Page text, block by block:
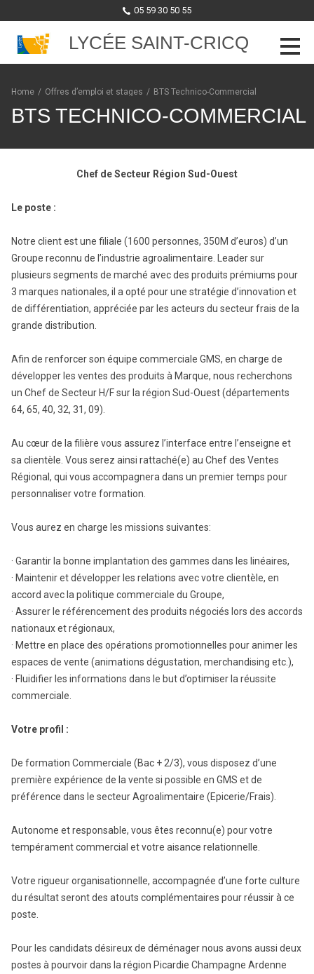
05 59 30 50 55
LYCÉE SAINT-CRICQ
Skip to content
Home / Offres d’emploi et stages / BTS Technico-Commercial
BTS TECHNICO-COMMERCIAL
Chef de Secteur Région Sud-Ouest
Le poste :
Notre client est une filiale (1600 personnes, 350M d’euros) d’un
Groupe reconnu de l’industrie agroalimentaire. Leader sur
plusieurs segments de marché avec des produits prémiums pour
3 marques nationales, il a opté pour une stratégie d’innovation et
de différentiation, appréciée par les acteurs du secteur frais de la
grande distribution.
Afin de renforcer son équipe commerciale GMS, en charge de
développer les ventes des produits à Marque, nous recherchons
un Chef de Secteur H/F sur la région Sud-Ouest (départements
64, 65, 40, 32, 31, 09).
Au cœur de la filière vous assurez l’interface entre l’enseigne et
sa clientèle. Vous serez ainsi rattaché(e) au Chef des Ventes
Régional, qui vous accompagnera dans un premier temps pour
personnaliser votre formation.
Vous aurez en charge les missions suivantes:
· Garantir la bonne implantation des gammes dans les linéaires,
· Maintenir et développer les relations avec votre clientèle, en
accord avec la politique commerciale du Groupe,
· Assurer le référencement des produits négociés lors des accords
nationaux et régionaux,
· Mettre en place des opérations promotionnelles pour animer les
espaces de vente (animations dégustation, merchandising etc.),
· Fluidifier les informations dans le but d’optimiser la réussite
commerciale.
Votre profil :
De formation Commerciale (Bac + 2/3), vous disposez d’une
première expérience de la vente si possible en GMS et de
préférence dans le secteur Agroalimentaire (Epicerie/Frais).
Autonome et responsable, vous êtes reconnu(e) pour votre
tempérament commercial et votre aisance relationnelle.
Votre rigueur organisationnelle, accompagnée d’une forte culture
du résultat seront des atouts complémentaires pour réussir à ce
poste.
Pour les candidats désireux de déménager nous avons aussi deux
postes à pourvoir dans la région Picardie Champagne Ardenne